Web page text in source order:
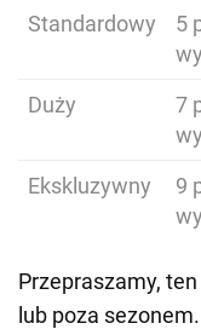
Standardowy
5
Duży
7
Ekskluzywny
9
Przepraszamy,
lub poza sezonem.